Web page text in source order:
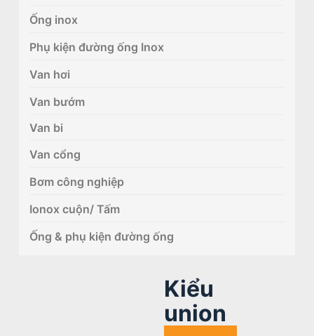
Ống inox
Phụ kiện đường ống Inox
Van hơi
Van bướm
Van bi
Van cổng
Bơm công nghiệp
Ionox cuộn/ Tấm
Ống & phụ kiện đường ống
Kiểu
union